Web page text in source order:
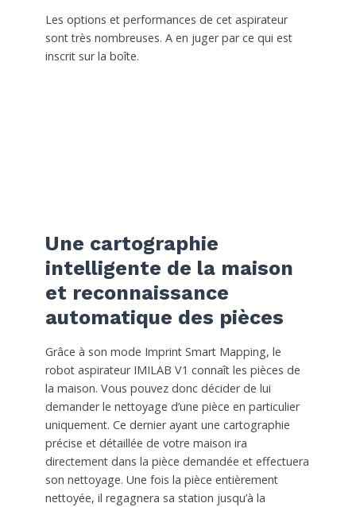
Les options et performances de cet aspirateur
sont très nombreuses. A en juger par ce qui est
inscrit sur la boîte.
Une cartographie
intelligente de la maison
et reconnaissance
automatique des pièces
Grâce à son mode Imprint Smart Mapping, le
robot aspirateur IMILAB V1 connaît les pièces de
la maison. Vous pouvez donc décider de lui
demander le nettoyage d’une pièce en particulier
uniquement. Ce dernier ayant une cartographie
précise et détaillée de votre maison ira
directement dans la pièce demandée et effectuera
son nettoyage. Une fois la pièce entièrement
nettoyée, il regagnera sa station jusqu’à la